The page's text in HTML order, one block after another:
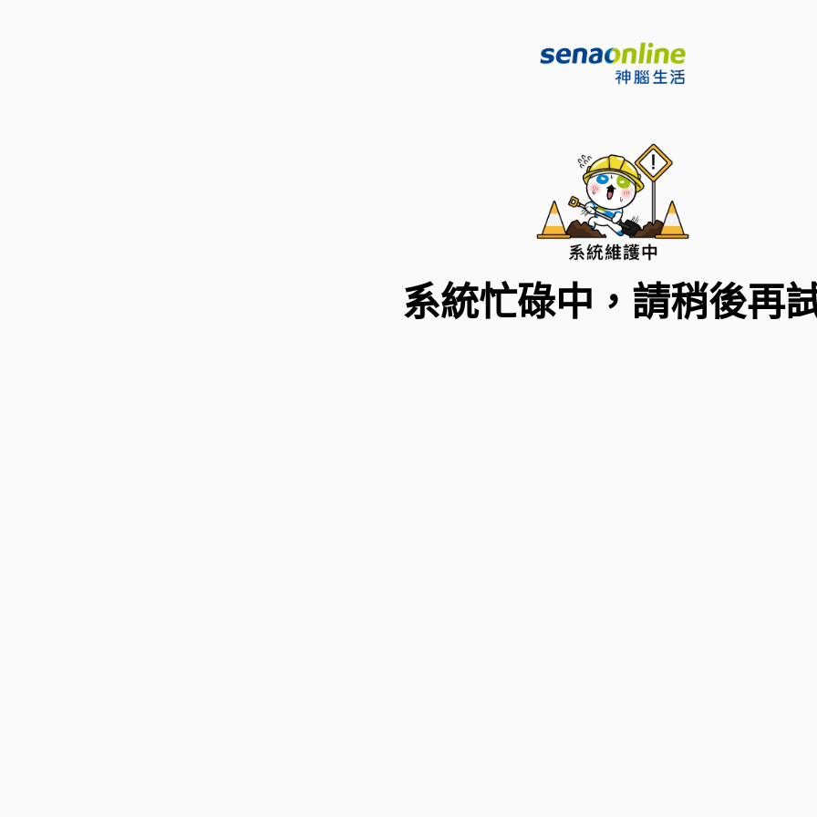
系統忙碌中，請稍後再